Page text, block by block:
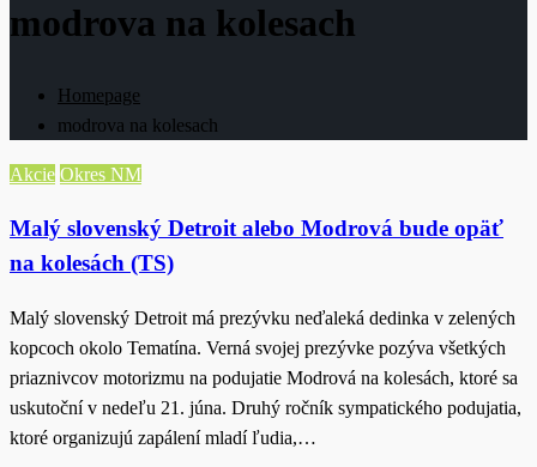
modrova na kolesach
Homepage
modrova na kolesach
Akcie Okres NM
Malý slovenský Detroit alebo Modrová bude opäť
na kolesách (TS)
Malý slovenský Detroit má prezývku neďaleká dedinka v zelených
kopcoch okolo Tematína. Verná svojej prezývke pozýva všetkých
priaznivcov motorizmu na podujatie Modrová na kolesách, ktoré sa
uskutoční v nedeľu 21. júna. Druhý ročník sympatického podujatia,
ktoré organizujú zapálení mladí ľudia,…